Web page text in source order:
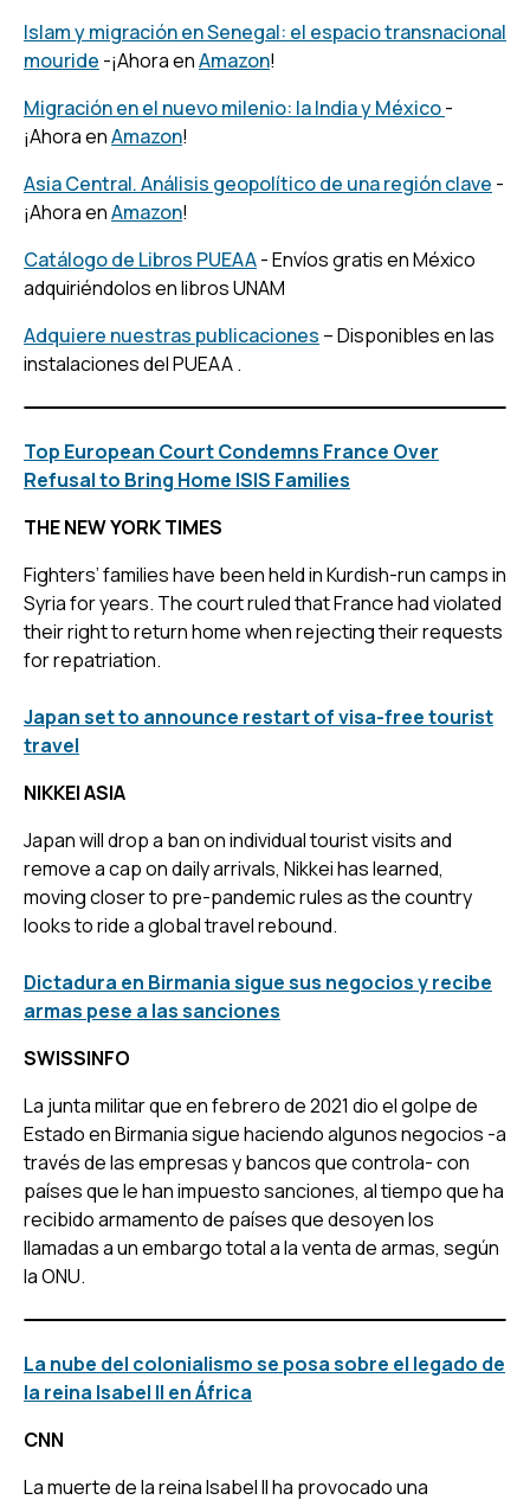
Islam y migración en Senegal: el espacio transnacional
mouride -¡Ahora enAmazon!
Migración en el nuevo milenio: la India y México-
¡Ahora enAmazon!
Asia Central. Análisis geopolítico de una región clave -
¡Ahora enAmazon!
Catálogo de Libros PUEAA- Envíos gratis en México
adquiriéndolos en libros UNAM
Adquiere nuestras publicaciones – Disponibles en las
instalaciones del PUEAA .
Top European Court Condemns France Over
Refusal to Bring Home ISIS Families
THE NEW YORK TIMES
Fighters’ families have been held in Kurdish-run camps in
Syria for years. The court ruled that France had violated
their right to return home when rejecting their requests
for repatriation.
Japan set to announce restart of visa-free tourist
travel
NIKKEI ASIA
Japan will drop a ban on individual tourist visits and
remove a cap on daily arrivals, Nikkei has learned,
moving closer to pre-pandemic rules as the country
looks to ride a global travel rebound.
Dictadura en Birmania sigue sus negocios y recibe
armas pese a las sanciones
SWISSINFO
La junta militar que en febrero de 2021 dio el golpe de
Estado en Birmania sigue haciendo algunos negocios -a
través de las empresas y bancos que controla- con
países que le han impuesto sanciones, al tiempo que ha
recibido armamento de países que desoyen los
llamadas a un embargo total a la venta de armas, según
la ONU.
La nube del colonialismo se posa sobre el legado de
la reina Isabel II en África
CNN
La muerte de la reina Isabel II ha provocado una